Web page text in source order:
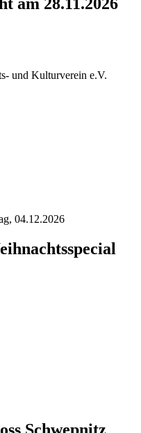
und Kulturverein e.V.
04.12.2026